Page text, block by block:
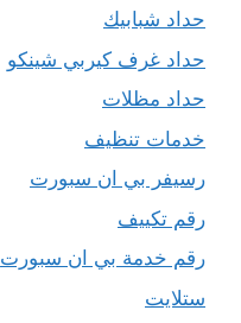
حداد شبابيك
حداد غرف كيربي شينكو
حداد مظلات
خدمات تنظيف
رسيفر بي ان سبورت
رقم تكييف
رقم خدمة بي ان سبورت
ستلايت